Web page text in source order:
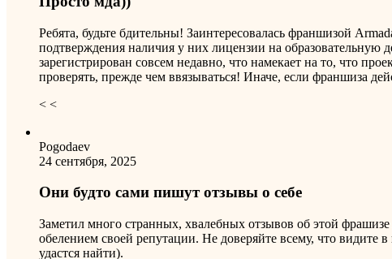
Ребята, будьте бдительны! Заинтересовалась франшизой
подтверждения наличия у них лицензии на образовательную
зарегистрирован совсем недавно, что намекает на то, что
проверять, прежде чем ввязываться! Иначе, если франшиза
< <
Pogodaev
24 сентября, 2025
Они будто сами пишут отзывы о себе
Заметил много странных, хвалебных отзывов об этой
обелением своей репутации. Не доверяйте всему, что
удастся найти).